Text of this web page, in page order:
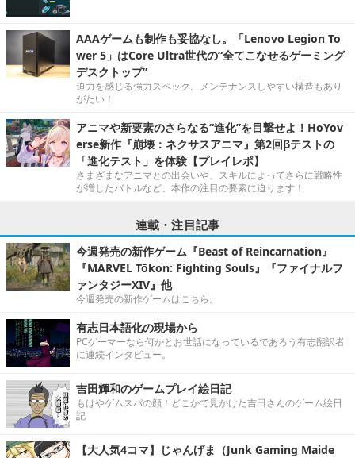
AAAゲームも制作も妥協なし。「Lenovo Legion To
wer 5」はCore Ultra世代の“全てこなせるゲーミング
デスクトップ”
迫力を感じる強力スペック。メンテナンスしやすい構造もあり
がたい！
アニマや新要素のさらなる“進化”を目撃せよ！HoYov
erse新作『崩壊：ネクサスアニマ』第2回βテストの
「進化テスト」を体験【プレイレポ】
さまざまなアニマとの出会いや、スキルによってさらに戦略性
が増したバトルなど、本作の注目の要素に迫ります！
連載・注目記事
今週発売の新作ゲーム『Beast of Reincarnation』
『MARVEL Tōkon: Fighting Souls』『ファイナルフ
ァンタジーXIV』他
今週発売の新作ゲームはこちら。
有志日本語化の現場から
PCゲーマーなら何かとお世話になっているであろう有志翻訳者
に連続インタビュー。
吉田輝和のゲームプレイ絵日記
もはやゲムスパの顔！どこかで見かけた吉田さんのゲーム絵日
記
【大人気4コマ】じゃんげま（Junk Gaming Maide